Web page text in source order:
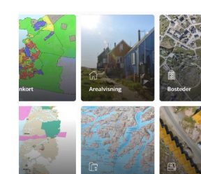
Asiap
NunaGIS-
imut
nittartagaq
nutarterpaa!